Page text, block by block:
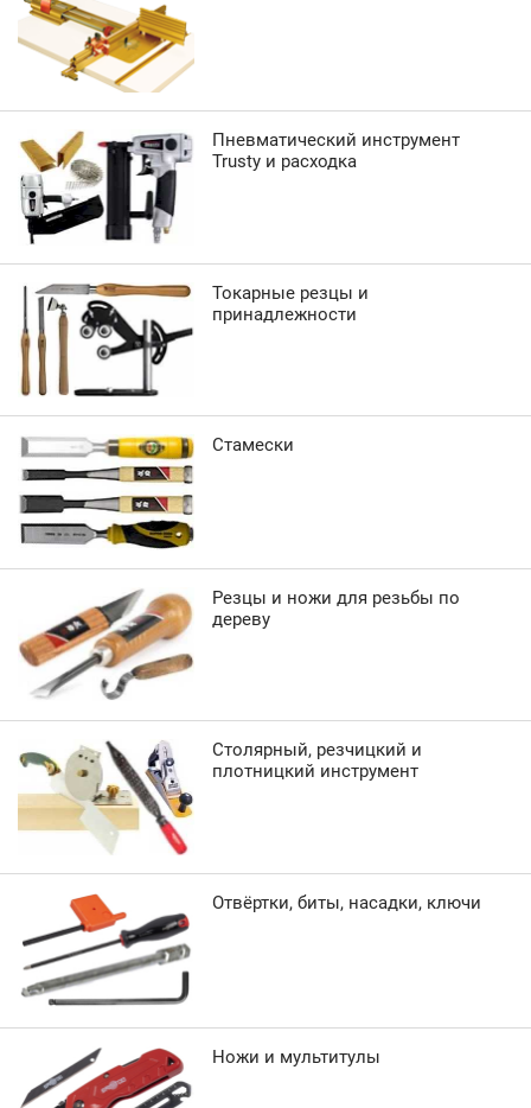
Пневматический инструмент
Trusty и расходка
Токарные резцы и
принадлежности
Стамески
Резцы и ножи для резьбы по
дереву
Столярный, резчицкий и
плотницкий инструмент
Отвёртки, биты, насадки, ключи
Ножи и мультитулы